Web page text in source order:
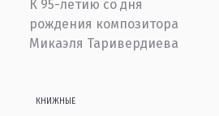
К 95-летию со дня
рождения композитора
Микаэля Таривердиева
КНИЖНЫЕ